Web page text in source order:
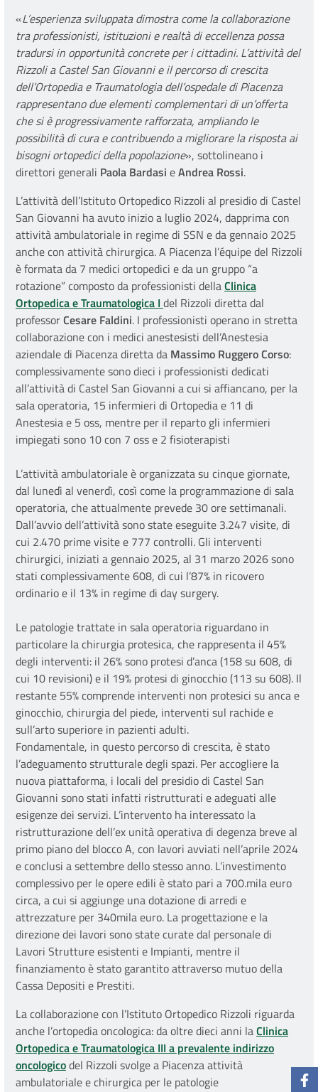
«L’esperienza sviluppata dimostra come la collaborazione
tra professionisti, istituzioni e realtà di eccellenza possa
tradursi in opportunità concrete per i cittadini. L’attività del
Rizzoli a Castel San Giovanni e il percorso di crescita
dell’Ortopedia e Traumatologia dell’ospedale di Piacenza
rappresentano due elementi complementari di un’offerta
che si è progressivamente rafforzata, ampliando le
possibilità di cura e contribuendo a migliorare la risposta ai
bisogni ortopedici della popolazione», sottolineano i
direttori generali Paola Bardasi eAndrea Rossi.
L’attività dell’Istituto Ortopedico Rizzoli al presidio di Castel
San Giovanni ha avuto inizio a luglio 2024, dapprima con
attività ambulatoriale in regime di SSN e da gennaio 2025
anche con attività chirurgica. A Piacenza l’équipe del Rizzoli
è formata da 7 medici ortopedici e da un gruppo “a
rotazione” composto da professionisti dellaClinica
Ortopedica e Traumatologica I del Rizzoli diretta dal
professorCesare Faldini. I professionisti operano in stretta
collaborazione con i medici anestesisti dell’Anestesia
aziendale di Piacenza diretta da Massimo Ruggero Corso:
complessivamente sono dieci i professionisti dedicati
all’attività di Castel San Giovanni a cui si affiancano, per la
sala operatoria, 15 infermieri di Ortopedia e 11 di
Anestesia e 5 oss, mentre per il reparto gli infermieri
impiegati sono 10 con 7 oss e 2 fisioterapisti
L’attività ambulatoriale è organizzata su cinque giornate,
dal lunedì al venerdì, così come la programmazione di sala
operatoria, che attualmente prevede 30 ore settimanali.
Dall’avvio dell’attività sono state eseguite 3.247 visite, di
cui 2.470 prime visite e 777 controlli. Gli interventi
chirurgici, iniziati a gennaio 2025, al 31 marzo 2026 sono
stati complessivamente 608, di cui l’87% in ricovero
ordinario e il 13% in regime di day surgery.
Le patologie trattate in sala operatoria riguardano in
particolare la chirurgia protesica, che rappresenta il 45%
degli interventi: il 26% sono protesi d’anca (158 su 608, di
cui 10 revisioni) e il 19% protesi di ginocchio (113 su 608). Il
restante 55% comprende interventi non protesici su anca e
ginocchio, chirurgia del piede, interventi sul rachide e
sull’arto superiore in pazienti adulti.
Fondamentale, in questo percorso di crescita, è stato
l’adeguamento strutturale degli spazi. Per accogliere la
nuova piattaforma, i locali del presidio di Castel San
Giovanni sono stati infatti ristrutturati e adeguati alle
esigenze dei servizi. L’intervento ha interessato la
ristrutturazione dell’ex unità operativa di degenza breve al
primo piano del blocco A, con lavori avviati nell’aprile 2024
e conclusi a settembre dello stesso anno. L’investimento
complessivo per le opere edili è stato pari a 700.mila euro
circa, a cui si aggiunge una dotazione di arredi e
attrezzature per 340mila euro. La progettazione e la
direzione dei lavori sono state curate dal personale di
Lavori Strutture esistenti e Impianti, mentre il
finanziamento è stato garantito attraverso mutuo della
Cassa Depositi e Prestiti.
La collaborazione con l’Istituto Ortopedico Rizzoli riguarda
anche l’ortopedia oncologica: da oltre dieci anni laClinica
Ortopedica e Traumatologica III a prevalente indirizzo
oncologicodel Rizzoli svolge a Piacenza attività
ambulatoriale e chirurgica per le patologie